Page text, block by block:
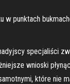
punktach
specjaliści
wnioski
które nie